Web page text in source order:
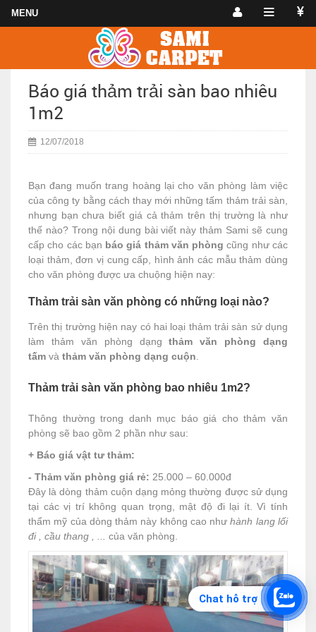
Báo giá thảm trải sàn bao nhiêu
1m2
12/07/2018
Bạn đang muốn trang hoàng lại cho văn phòng làm việc
của công ty bằng cách thay mới những tấm thảm trải sàn,
nhưng bạn chưa biết giá cả thảm trên thị trường là như
thế nào? Trong nội dung bài viết này thảm Sami sẽ cung
cấp cho các bạn báo giá thảm văn phòng cũng như các
loại thảm, đơn vị cung cấp, hình ảnh các mẫu thảm dùng
cho văn phòng được ưa chuộng hiện nay:
Thảm trải sàn văn phòng có những loại nào?
Trên thị trường hiện nay có hai loại thảm trải sàn sử dụng
làm thảm văn phòng dạngthảm văn phòng dạng
tấm và thảm văn phòng dạng cuộn
Thảm trải sàn văn phòng bao nhiêu 1m2?
Thông thường trong danh mục báo giá cho thảm văn
phòng sẽ bao gồm 2 phần như sau:
+ Báo giá vật tư thảm:
- Thảm văn phòng giá rẻ: 25.000 – 60.000đ
Đây là dòng thảm cuộn dạng mỏng thường được sử dụng
tại các vị trí không quan trọng, mật độ đi lại ít. Vì tính
thẩm mỹ của dòng thảm này không cao nhưhành lang lối
đi , cầu thang , ...
của văn phòng.
Chat hỗ trợ